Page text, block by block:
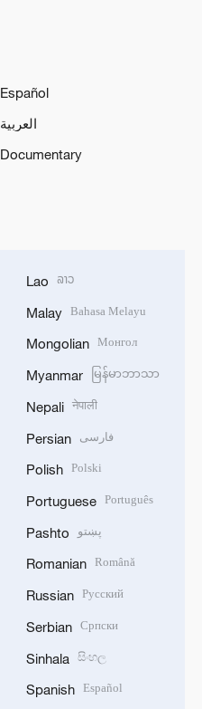
Español
العربية
Documentary
Lao ລາວ
Malay Bahasa Melayu
Mongolian Монгол
Myanmar မြန်မာဘာသာ
Nepali नेपाली
Persian فارسی
Polish Polski
Portuguese Português
Pashto پښتو
Romanian Română
Russian Русский
Serbian Српски
Sinhala සිංහල
Spanish Español